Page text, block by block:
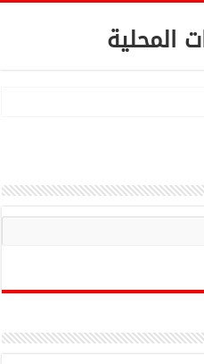
المحلية
طريق التعاقد في 86 بلدية محدثة